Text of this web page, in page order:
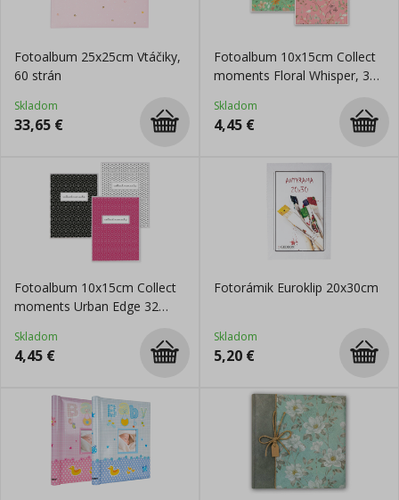
Fotoalbum 25x25cm Vtáčiky,
60 strán
Skladom
33,65 €
Fotoalbum 10x15cm Collect
moments Floral Whisper, 32
Skladom
4,45 €
Fotoalbum 10x15cm Collect
moments Urban Edge 32
Skladom
4,45 €
Fotorámik Euroklip 20x30cm
Skladom
5,20 €